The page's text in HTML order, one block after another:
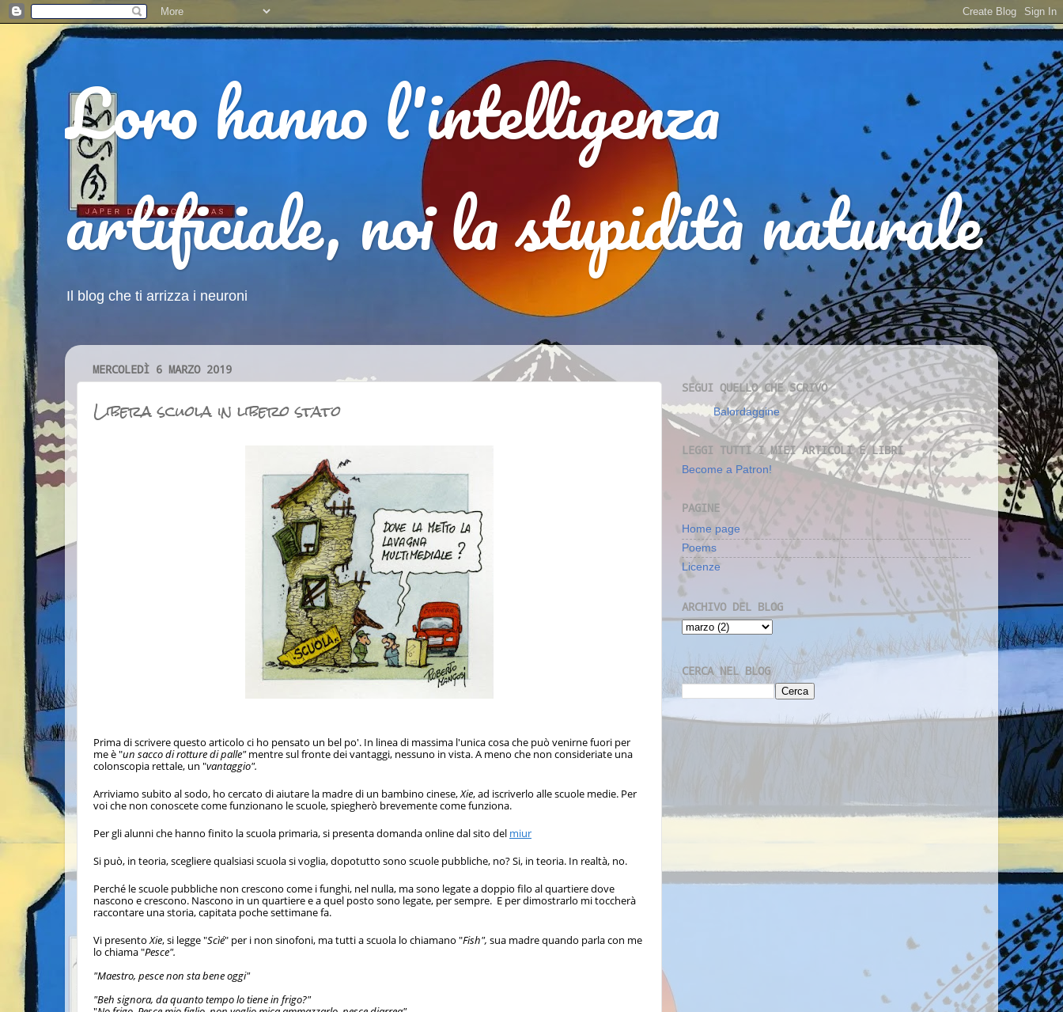
Loro hanno l'intelligenza
artificiale, noi la stupidità naturale
Il blog che ti arrizza i neuroni
MERCOLEDÌ 6 MARZO 2019
Libera scuola in libero stato
Prima di scrivere questo articolo ci ho pensato un bel po'. In linea di massima l'unica cosa che può venirne fuori per
me è "un sacco di rotture di palle"mentre sul fronte dei vantaggi, nessuno in vista. A meno che non consideriate una
colonscopia rettale, un "vantaggio".
Arriviamo subito al sodo, ho cercato di aiutare la madre di un bambino cinese,Xie, ad iscriverlo alle scuole medie. Per
voi che non conoscete come funzionano le scuole, spiegherò brevemente come funziona.
Per gli alunni che hanno finito la scuola primaria, si presenta domanda online dal sito del miur
Si può, in teoria, scegliere qualsiasi scuola si voglia, dopotutto sono scuole pubbliche, no? Si, in teoria. In realtà, no.
Perché le scuole pubbliche non crescono come i funghi, nel nulla, ma sono legate a doppio filo al quartiere dove
nascono e crescono. Nascono in un quartiere e a quel posto sono legate, per sempre. E per dimostrarlo mi toccherà
raccontare una storia, capitata poche settimane fa.
Vi presentoXie, si legge "Scìé" per i non sinofoni, ma tutti a scuola lo chiamano "Fish", sua madre quando parla con me
lo chiama "Pesce".
"Maestro, pesce non sta bene oggi"
"Beh signora, da quanto tempo lo tiene in frigo?"
SEGUI QUELLO CHE SCRIVO
Balordaggine
LEGGI TUTTI I MIEI ARTICOLI E LIBRI
Become a Patron!
PAGINE
Home page
Poems
Licenze
ARCHIVO DEL BLOG
CERCA NEL BLOG